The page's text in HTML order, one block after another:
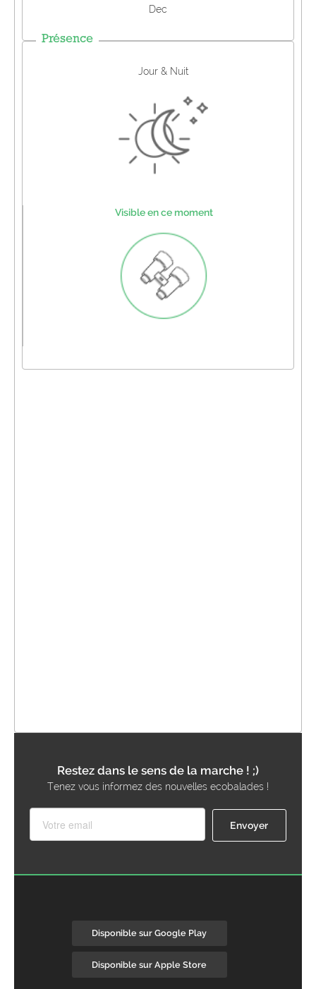
Dec
Présence
Jour & Nuit
Visible en ce moment
Restez dans le sens de la marche ! ;)
Tenez vous informez des nouvelles ecobalades !
Disponible sur Google Play
Disponible sur Apple Store